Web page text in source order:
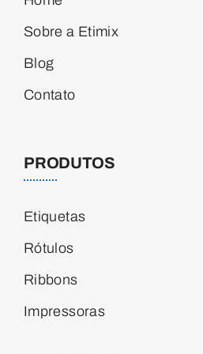
Sobre a Etimix
Blog
Contato
PRODUTOS
Etiquetas
Rótulos
Ribbons
Impressoras